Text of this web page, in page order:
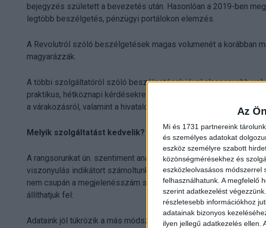
Az
Mi és 1731 partnereink
és személyes adatokat
eszköz személyre szabott
közönségmérésekhez és
eszközleolvasásos módszerrel
felhasználhatunk. A megfelelő
szerint adatkezelést
részletesebb információkhoz
adatainak bizonyos
ilyen jellegű adatkezelés ellen.
bejegyzés született a bevezetés után. Hasonlóan a 2019-ben
legtöbb beszélgetés, pénzügyi portálokon elemzés.
A Revolutról szóló beszélgetések magas volumenét a korábban
magyarázzák.
A többi szolgáltatóról szóló beszélgetések jóval alacsonyabb
praktikus, hétköznapi kérdésekre korlátozódik. Kivétel a még nem
a várakozásról, valamint a hivatalos bevezetés előtt történő
Melyik szolgáltatást kedvelik?
A rangsorunkat ún. szentiment analízissel állítottuk fel, amely
viszonyulás indikátort számoltunk, amely mutatja a pozitív és
nem csupán a megjelenésszám súlya döntött. A netezők
állíthatjuk fel:
Adataink jól tükrözik a más módszerekkel is mért lakossági